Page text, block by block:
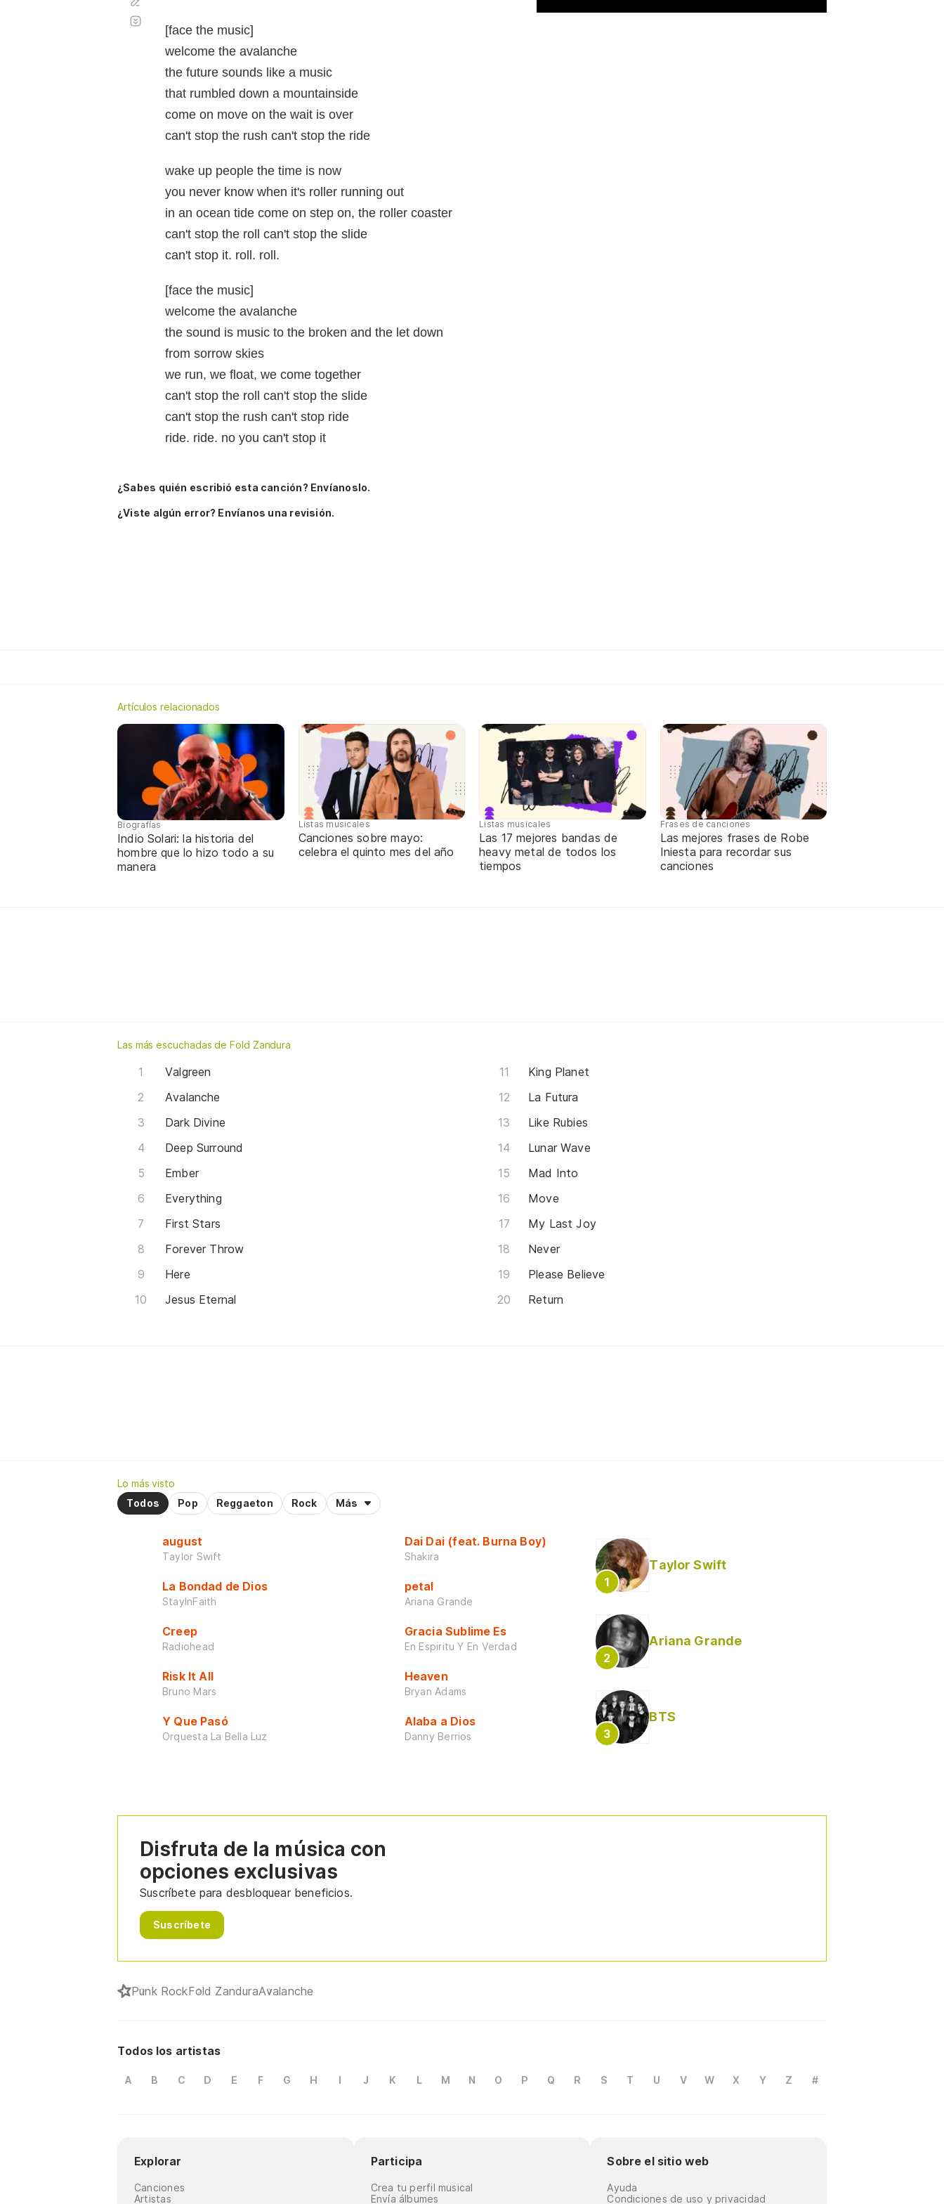
[face the music]
welcome the avalanche
the future sounds like a music
that rumbled down a mountainside
come on move on the wait is over
can't stop the rush can't stop the ride
wake up people the time is now
you never know when it's roller running out
in an ocean tide come on step on, the roller coaster
can't stop the roll can't stop the slide
can't stop it. roll. roll.
[face the music]
welcome the avalanche
the sound is music to the broken and the let down
from sorrow skies
we run, we float, we come together
can't stop the roll can't stop the slide
can't stop the rush can't stop ride
ride. ride. no you can't stop it
automático
¿Sabes quién escribió esta canción? Envíanoslo.
¿Viste algún error? Envíanos una revisión.
Artículos relacionados
Biografías
Indio Solari: la historia del
hombre que lo hizo todo a su
manera
Listas musicales
Canciones sobre mayo:
celebra el quinto mes del año
Listas musicales
Las 17 mejores bandas de
heavy metal de todos los
tiempos
Frases de canciones
Las mejores frases de Robe
Iniesta para recordar sus
canciones
Las más escuchadas de Fold Zandura
Valgreen
Avalanche
Dark Divine
Deep Surround
Ember
Everything
First Stars
Forever Throw
Here
Jesus Eternal
King Planet
La Futura
Like Rubies
Lunar Wave
Mad Into
Move
My Last Joy
Never
Please Believe
Return
Lo más visto
Todos
Pop Reggaeton Rock Más
august
Taylor Swift
La Bondad de Dios
StayInFaith
Creep
Radiohead
Risk It All
Bruno Mars
Y Que Pasó
Orquesta La Bella Luz
Dai Dai (feat. Burna Boy)
Shakira
petal
Ariana Grande
Gracia Sublime Es
En Espiritu Y En Verdad
Heaven
Bryan Adams
Alaba a Dios
Danny Berrios
Taylor Swift
Ariana Grande
BTS
Disfruta de la música con
opciones exclusivas
Suscríbete para desbloquear beneficios.
Suscríbete
Punk RockFold ZanduraAvalanche
Todos los artistas
A B C D E F G H I J K L M N O P Q R S T U V W X Y Z #
Explorar
Canciones
Artistas
Participa
Crea tu perfil musical
Envía álbumes
Sobre el sitio web
Ayuda
Condiciones de uso y privacidad